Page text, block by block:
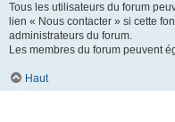
Tous les utilisateurs du forum
lien « Nous contacter » si cette
administrateurs du forum.
Les membres du forum peuvent
Haut